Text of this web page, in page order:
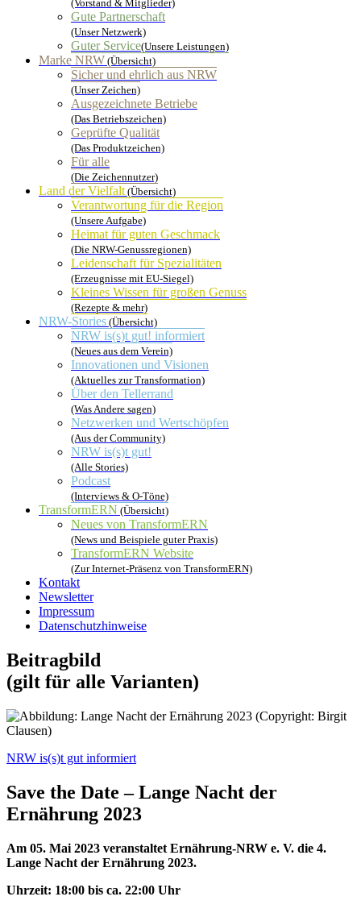
(Vorstand & Mitglieder)
Gute Partnerschaft
(Unser Netzwerk)
Guter Service(Unsere Leistungen)
Marke NRW (Übersicht)
Sicher und ehrlich aus NRW
(Unser Zeichen)
Ausgezeichnete Betriebe
(Das Betriebszeichen)
Geprüfte Qualität
(Das Produktzeichen)
Für alle
(Die Zeichennutzer)
Land der Vielfalt(Übersicht)
Verantwortung für die Region
(Unsere Aufgabe)
Heimat für guten Geschmack
(Die NRW-Genussregionen)
Leidenschaft für Spezialitäten
(Erzeugnisse mit EU-Siegel)
Kleines Wissen für großen Genuss
(Rezepte & mehr)
NRW-Stories (Übersicht)
NRW is(s)t gut! informiert
(Neues aus dem Verein)
Innovationen und Visionen
(Aktuelles zur Transformation)
Über den Tellerrand
(Was Andere sagen)
Netzwerken und Wertschöpfen
(Aus der Community)
NRW is(s)t gut!
(Alle Stories)
Podcast
(Interviews & O-Töne)
TransformERN (Übersicht)
Neues von TransformERN
(News und Beispiele guter Praxis)
TransformERN Website
(Zur Internet-Präsenz von TransformERN)
Kontakt
Newsletter
Impressum
Datenschutzhinweise
Beitragbild
(gilt für alle Varianten)
NRW is(s)t gut informiert
Save the Date – Lange Nacht der
Ernährung 2023
Am 05. Mai 2023 veranstaltet Ernährung-NRW e. V. die 4.
Lange Nacht der Ernährung 2023.
Uhrzeit: 18:00 bis ca. 22:00 Uhr